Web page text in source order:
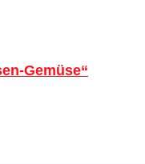
Gemüse“